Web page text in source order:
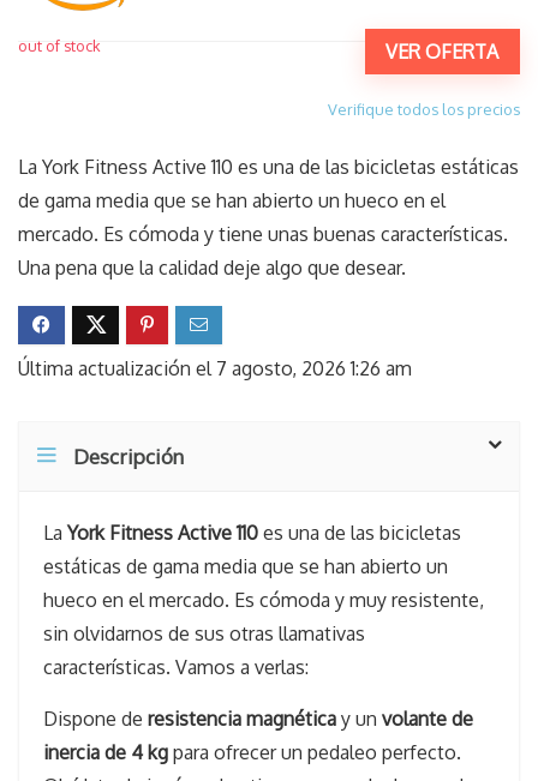
VER OFERTA
out of stock
Verifique todos los precios
La York Fitness Active 110 es una de las bicicletas estáticas
de gama media que se han abierto un hueco en el
mercado. Es cómoda y tiene unas buenas características.
Una pena que la calidad deje algo que desear.
Última actualización el 7 agosto, 2026 1:26 am
Descripción
LaYork Fitness Active 110 es una de las bicicletas
estáticas de gama media que se han abierto un
hueco en el mercado. Es cómoda y muy resistente,
sin olvidarnos de sus otras llamativas
características. Vamos a verlas:
Dispone de resistencia magnética y un volante de
inercia de 4 kg para ofrecer un pedaleo perfecto.